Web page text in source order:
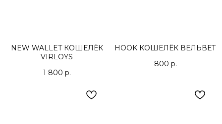
NEW WALLET КОШЕЛЁК
VIRLOYS
1 800 р.
HOOK КОШЕЛЁК ВЕЛЬВЕТ
800 р.